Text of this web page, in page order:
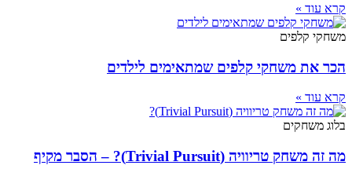
קרא עוד »
משחקי קלפים
הכר את משחקי קלפים שמתאימים לילדים
קרא עוד »
בלוג משחקים
מה זה משחק טריוויה (Trivial Pursuit)? – הסבר מקיף